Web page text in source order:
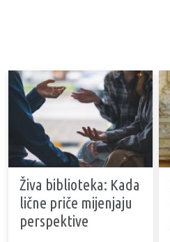
Živa biblioteka: Kada
lične priče mijenjaju
perspektive